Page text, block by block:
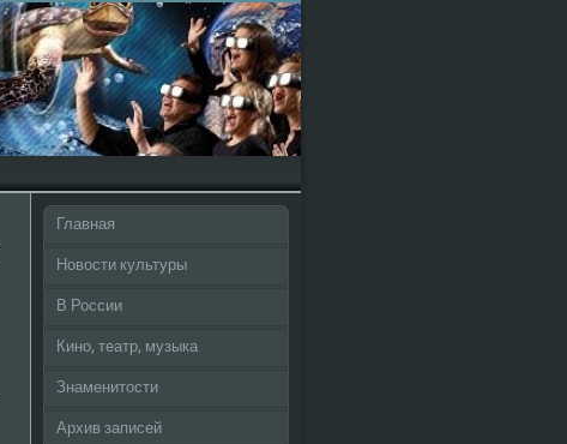
Главная
Новости культуры
В России
Кино, театр, музыка
Знаменитости
Архив записей